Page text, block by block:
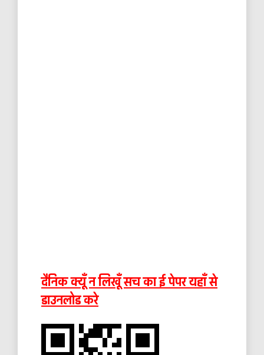
दैनिक क्यूँ न लिखूँ सच का ई पेपर यहाँ से
डाउनलोड करे